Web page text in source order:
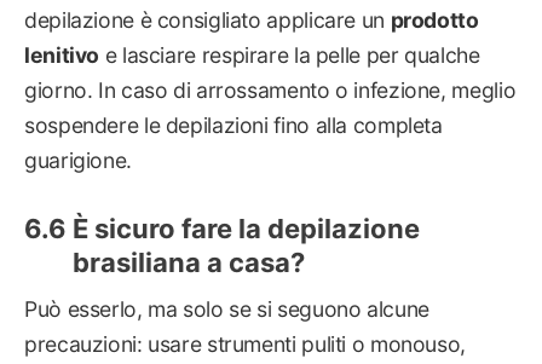
depilazione è consigliato applicare un prodotto
lenitivo e lasciare respirare la pelle per qualche
giorno. In caso di arrossamento o infezione, meglio
sospendere le depilazioni fino alla completa
guarigione.
È sicuro fare la depilazione
brasiliana a casa?
Può esserlo, ma solo se si seguono alcune
precauzioni: usare strumenti puliti o monouso,